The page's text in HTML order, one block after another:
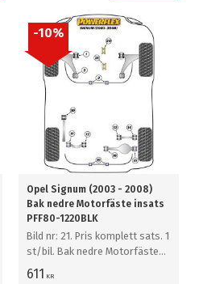
Opel Signum (2003 - 2008)
Bak nedre Motorfäste insats
PFF80-1220BLK
Bild nr: 21. Pris komplett sats. 1
st/bil. Bak nedre Motorfäste
insats
611 KR
10%